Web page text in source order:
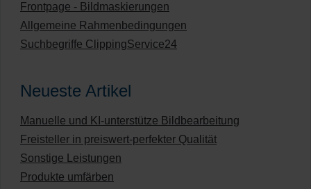
Frontpage - Bildmaskierungen
Allgemeine Rahmenbedingungen
Suchbegriffe ClippingService24
Neueste Artikel
Manuelle und KI-unterstütze Bildbearbeitung
Freisteller in preiswert-perfekter Qualität
Sonstige Leistungen
Produkte umfärben